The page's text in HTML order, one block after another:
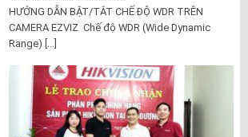
HƯỚNG DẪN BẬT/TẮT CHẾ ĐỘ WDR TRÊN
CAMERA EZVIZ Chế độ WDR (Wide Dynamic
Range) [...]